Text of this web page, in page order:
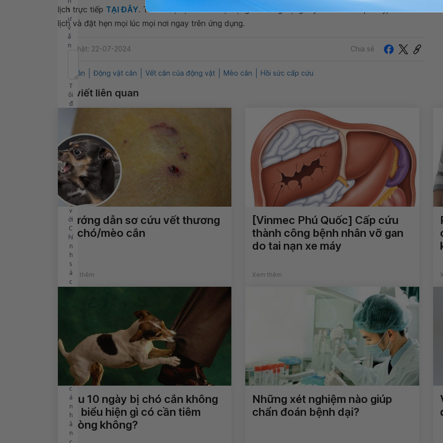
t
ư
v
ấ
n
T
ôi
đ
c
v
à
đ
ồ
n
g
ý
v
ới
C
hí
n
h
s
á
c
ữ
c
á
n
h
â
n
lịch trực tiếp TẠI ĐÂY. Tải và đặt lịch khám tự động trên ứng dụng My Vinmec để quản lý, theo dõi
lịch và đặt hẹn mọi lúc mọi nơi ngay trên ứng dụng.
Cập nhật: 22-07-2024 Chia sẻ
Chó cắn Động vật cắn Vết cắn của động vật Mèo cắn Hồi sức cấp cứu
Bài viết liên quan
Hướng dẫn sơ cứu vết thương
bị chó/mèo cắn
Xem thêm
[Vinmec Phú Quốc] Cấp cứu
thành công bệnh nhân vỡ gan
do tai nạn xe máy
Xem thêm
Sau 10 ngày bị chó cắn không
có biểu hiện gì có cần tiêm
phòng không?
Những xét nghiệm nào giúp
chẩn đoán bệnh dại?